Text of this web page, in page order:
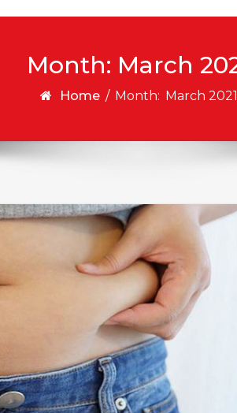
Month: March
Home / Month: March 2021